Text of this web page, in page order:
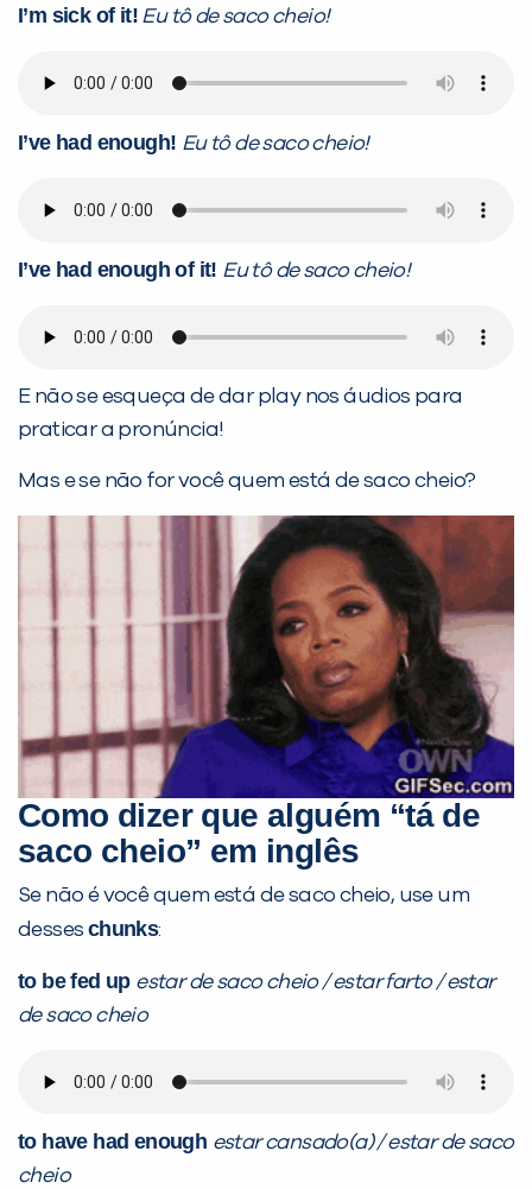
I’m sick of it! Eu tô de saco cheio!
I’ve had enough! Eu tô de saco cheio!
I’ve had enough of it! Eu tô de saco cheio!
E não se esqueça de dar play nos áudios para
praticar a pronúncia!
Mas e se não for você quem está de saco cheio?
Como dizer que alguém “tá de
saco cheio” em inglês
Se não é você quem está de saco cheio, use um
desses chunks:
to be fed up estar de saco cheio / estar farto / estar
de saco cheio
to have had enough estar cansado(a) / estar de saco
cheio